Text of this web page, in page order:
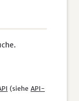
(siehe API-